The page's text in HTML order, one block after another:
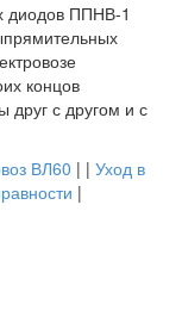
диодов ППНВ-1
концов
друг с другом и с
ВЛ60 | | Уход в
|